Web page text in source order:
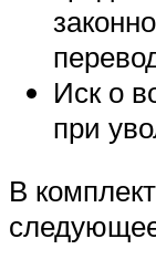
Иск о
при
В